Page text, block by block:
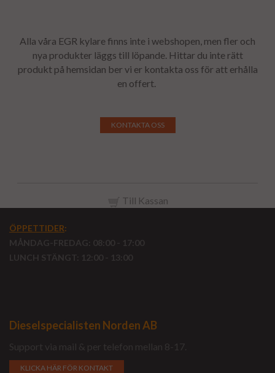
Alla våra EGR kylare finns inte i webshopen, men fler och
nya produkter läggs till löpande. Hittar du inte rätt
produkt på hemsidan ber vi er kontakta oss för att erhålla
en offert.
KONTAKTA OSS
Till Kassan
ÖPPETTIDER:
MÅNDAG-FREDAG: 08:00 - 17:00
LUNCH STÄNGT: 12:00 - 13:00
Dieselspecialisten Norden AB
Support via mail & per telefon mellan 8-17.
KLICKA HÄR FÖR KONTAKT